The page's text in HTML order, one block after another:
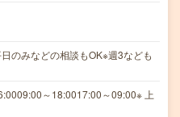
のみなどの相談もOK※週3なども
～18:0017:00～09:00※ 上